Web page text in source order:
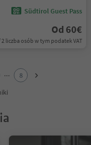
Südtirol Guest Pass
Od 60€
2 liczba osób w tym podatek VAT
...
8